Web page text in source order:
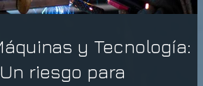
y Tecnología:
riesgo para